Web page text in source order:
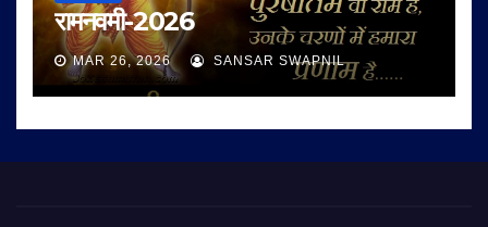
रामनवमी-2026
MAR 26, 2026 SANSAR SWAPNIL